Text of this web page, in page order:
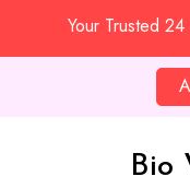
Your Trusted
Bio